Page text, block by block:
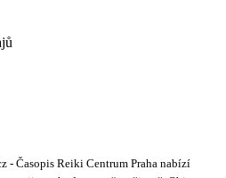
- Časopis Reiki Centrum Praha nabízí